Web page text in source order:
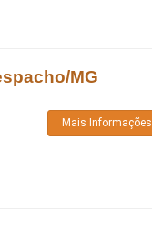
MG
Mais Informações